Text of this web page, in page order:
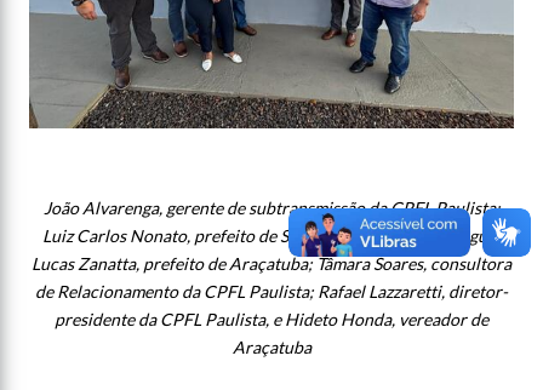
João Alvarenga, gerente de subtransmissão da CPFL Paulista;
Luiz Carlos Nonato, prefeito de Santo Antônio do Aracanguá;
Lucas Zanatta, prefeito de Araçatuba; Tâmara Soares, consultora
de Relacionamento da CPFL Paulista; Rafael Lazzaretti, diretor-
presidente da CPFL Paulista, e Hideto Honda, vereador de
Araçatuba